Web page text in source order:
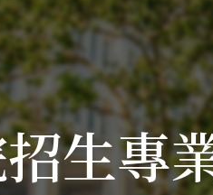
生專